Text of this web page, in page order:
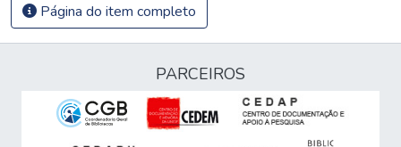
Página do item completo
PARCEIROS